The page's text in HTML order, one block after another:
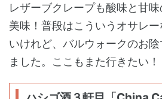
レザーブクレープも酸味と甘味
美味！普段はこういうオサレ
いけれど、バルウォークのお
ました。ここもまた行きたい！